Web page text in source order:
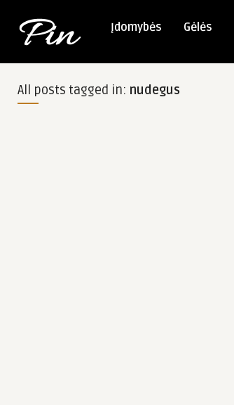
Įdomybės Gėlės
All posts tagged in: nudegus